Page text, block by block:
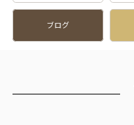
ブログ